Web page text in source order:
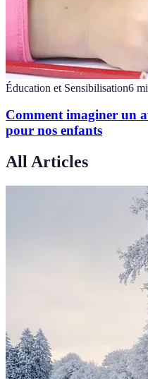
Éducation et Sensibilisation6
Comment imaginer un
pour nos enfants
All Articles